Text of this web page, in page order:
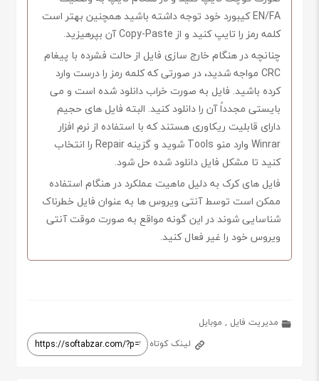
EN/FA کیبورد خود توجه داشته باشید همچنین بهتر است
کلمه رمز را تایپ کنید و از Copy-Paste آن بپرهیزید.
چنانچه در هنگام خارج سازی فایل از حالت فشرده با پیغام
CRC مواجه شدید، در صورتی که کلمه رمز را درست وارد
کرده باشید. فایل به صورت خراب دانلود شده است و می
بایستی مجدداً آن را دانلود کنید. البته فایل های حجیم
دارای قابلیت ریکاوری هستند که با استفاده از نرم افزار
Winrar وارد منو Tools شوید و گزینه Repair را انتخاب
کنید تا مشکل فایل دانلود شده حل شود.
فایل های کرک به دلیل ماهیت عملکرد در هنگام استفاده
ممکن است توسط آنتی ویروس ها به عنوان فایل خطرناک
شناسایی شوند در این گونه مواقع به صورت موقت آنتی
ویروس خود را غیر فعال کنید.
مدیریت فایل , موبایل
لینک کوتاه